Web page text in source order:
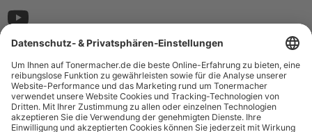
¹ Nur gültig für den Versand innerhalb Deutschlands. Befindet sich ein Warenwert
von mindestens 35€ (inkl. Mwst.) an Ampertec Artikeln in Ihrem Warenkorb, ist der
Versand für Sie kostenfrei.